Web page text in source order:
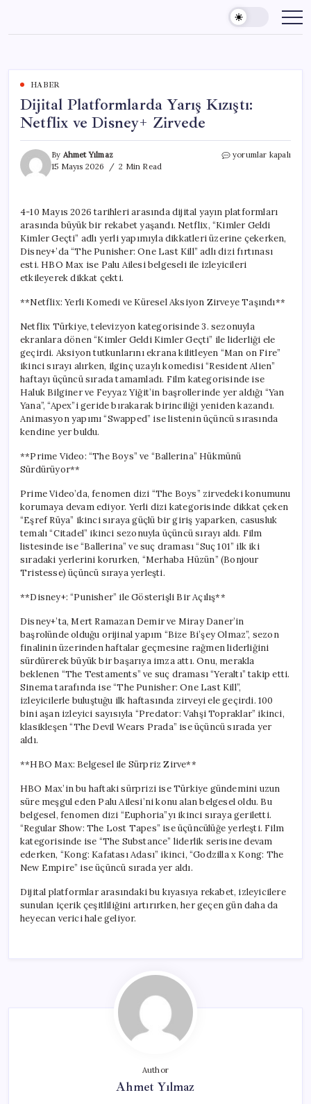
content
HABER
Dijital Platformlarda Yarış Kızıştı:
Netflix ve Disney+ Zirvede
By Ahmet Yılmaz
15 Mayıs 2026
2 Min Read
Dijital
ve
Disney+
Zirvede
için
yorumlar kapalı
4-10 Mayıs 2026 tarihleri arasında dijital yayın platformları
arasında büyük bir rekabet yaşandı. Netflix, “Kimler Geldi
Kimler Geçti” adlı yerli yapımıyla dikkatleri üzerine çekerken,
Disney+’da “The Punisher: One Last Kill” adlı dizi fırtınası
esti. HBO Max ise Palu Ailesi belgeseli ile izleyicileri
etkileyerek dikkat çekti.
**Netflix: Yerli Komedi ve Küresel Aksiyon Zirveye Taşındı**
Netflix Türkiye, televizyon kategorisinde 3. sezonuyla
ekranlara dönen “Kimler Geldi Kimler Geçti” ile liderliği ele
geçirdi. Aksiyon tutkunlarını ekrana kilitleyen “Man on Fire”
ikinci sırayı alırken, ilginç uzaylı komedisi “Resident Alien”
haftayı üçüncü sırada tamamladı. Film kategorisinde ise
Haluk Bilginer ve Feyyaz Yiğit’in başrollerinde yer aldığı “Yan
Yana”, “Apex”i geride bırakarak birinciliği yeniden kazandı.
Animasyon yapımı “Swapped” ise listenin üçüncü sırasında
kendine yer buldu.
**Prime Video: “The Boys” ve “Ballerina” Hükmünü
Sürdürüyor**
Prime Video’da, fenomen dizi “The Boys” zirvedeki konumunu
korumaya devam ediyor. Yerli dizi kategorisinde dikkat çeken
“Eşref Rüya” ikinci sıraya güçlü bir giriş yaparken, casusluk
temalı “Citadel” ikinci sezonuyla üçüncü sırayı aldı. Film
listesinde ise “Ballerina” ve suç draması “Suç 101” ilk iki
sıradaki yerlerini korurken, “Merhaba Hüzün” (Bonjour
Tristesse) üçüncü sıraya yerleşti.
**Disney+: “Punisher” ile Gösterişli Bir Açılış**
Disney+’ta, Mert Ramazan Demir ve Miray Daner’in
başrolünde olduğu orijinal yapım “Bize Bi’şey Olmaz”, sezon
finalinin üzerinden haftalar geçmesine rağmen liderliğini
sürdürerek büyük bir başarıya imza attı. Onu, merakla
beklenen “The Testaments” ve suç draması “Yeraltı” takip etti.
Sinema tarafında ise “The Punisher: One Last Kill”,
izleyicilerle buluştuğu ilk haftasında zirveyi ele geçirdi. 100
bini aşan izleyici sayısıyla “Predator: Vahşi Topraklar” ikinci,
klasikleşen “The Devil Wears Prada” ise üçüncü sırada yer
aldı.
**HBO Max: Belgesel ile Sürpriz Zirve**
HBO Max’in bu haftaki sürprizi ise Türkiye gündemini uzun
süre meşgul eden Palu Ailesi’ni konu alan belgesel oldu. Bu
belgesel, fenomen dizi “Euphoria”yı ikinci sıraya geriletti.
“Regular Show: The Lost Tapes” ise üçüncülüğe yerleşti. Film
kategorisinde ise “The Substance” liderlik serisine devam
ederken, “Kong: Kafatası Adası” ikinci, “Godzilla x Kong: The
New Empire” ise üçüncü sırada yer aldı.
Dijital platformlar arasındaki bu kıyasıya rekabet, izleyicilere
sunulan içerik çeşitliliğini artırırken, her geçen gün daha da
heyecan verici hale geliyor.
Author
Ahmet Yılmaz